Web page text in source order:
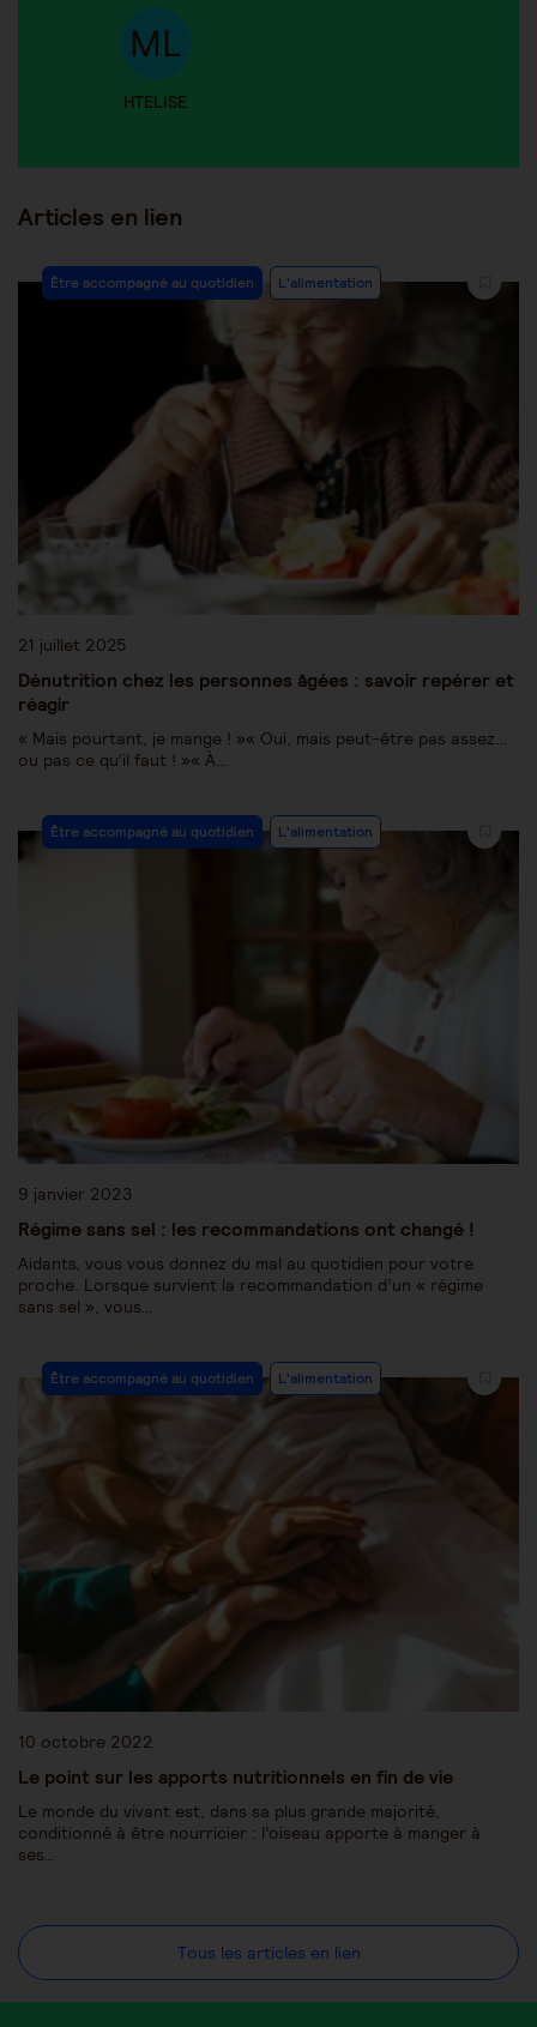
HTELISE
Articles en lien
Être accompagné au quotidien L'alimentation
21 juillet 2025
Dénutrition chez les personnes âgées : savoir repérer et
réagir
« Mais pourtant, je mange ! »« Oui, mais peut-être pas assez…
ou pas ce qu’il faut ! »« À…
Être accompagné au quotidien L'alimentation
9 janvier 2023
Régime sans sel : les recommandations ont changé !
Aidants, vous vous donnez du mal au quotidien pour votre
proche. Lorsque survient la recommandation d’un « régime
sans sel », vous…
Être accompagné au quotidien L'alimentation
10 octobre 2022
Le point sur les apports nutritionnels en fin de vie
Le monde du vivant est, dans sa plus grande majorité,
conditionné à être nourricier : l’oiseau apporte à manger à
ses…
Tous les articles en lien